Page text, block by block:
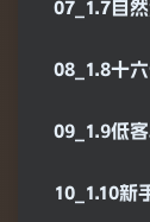
07_1.7自
08_1.8十
09_1.9低
10_1.10新